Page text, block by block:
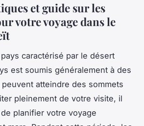
et guide sur les
votre voyage dans le
caractérisé par le désert
est soumis généralement à des
atteindre des sommets
pleinement de votre visite, il
planifier votre voyage